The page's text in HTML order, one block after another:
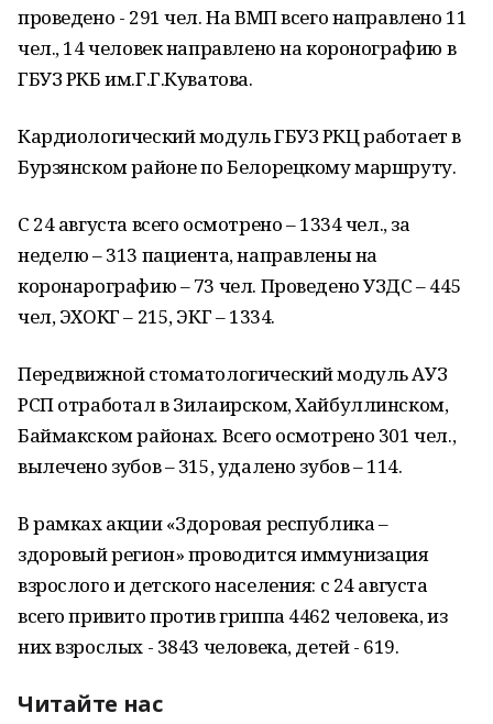
проведено - 291 чел. На ВМП всего направлено 11
чел., 14 человек направлено на коронографию в
ГБУЗ РКБ им.Г.Г.Куватова.
Кардиологический модуль ГБУЗ РКЦ работает в
Бурзянском районе по Белорецкому маршруту.
С 24 августа всего осмотрено – 1334 чел., за
неделю – 313 пациента, направлены на
коронарографию – 73 чел. Проведено УЗДС – 445
чел, ЭХОКГ – 215, ЭКГ – 1334.
Передвижной стоматологический модуль АУЗ
РСП отработал в Зилаирском, Хайбуллинском,
Баймакском районах. Всего осмотрено 301 чел.,
вылечено зубов – 315, удалено зубов – 114.
В рамках акции «Здоровая республика –
здоровый регион» проводится иммунизация
взрослого и детского населения: с 24 августа
всего привито против гриппа 4462 человека, из
них взрослых - 3843 человека, детей - 619.
Читайте нас